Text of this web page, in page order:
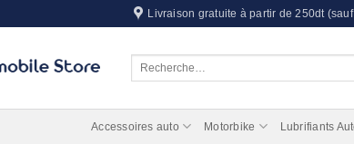
Livraison gratuite à partir de 250dt
Accessoires auto Motorbike Lubrifiants